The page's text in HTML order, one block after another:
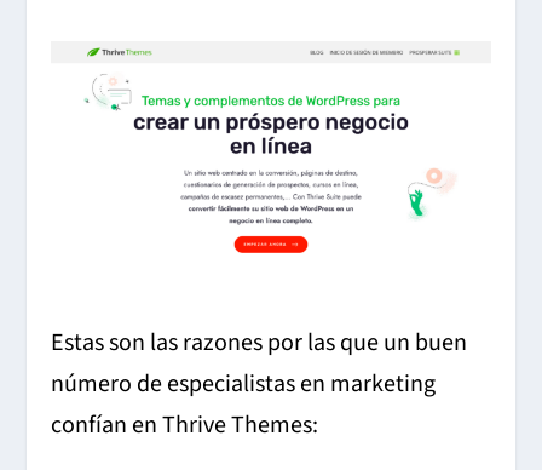
Estas son las razones por las que un buen
número de especialistas en marketing
confían en Thrive Themes: